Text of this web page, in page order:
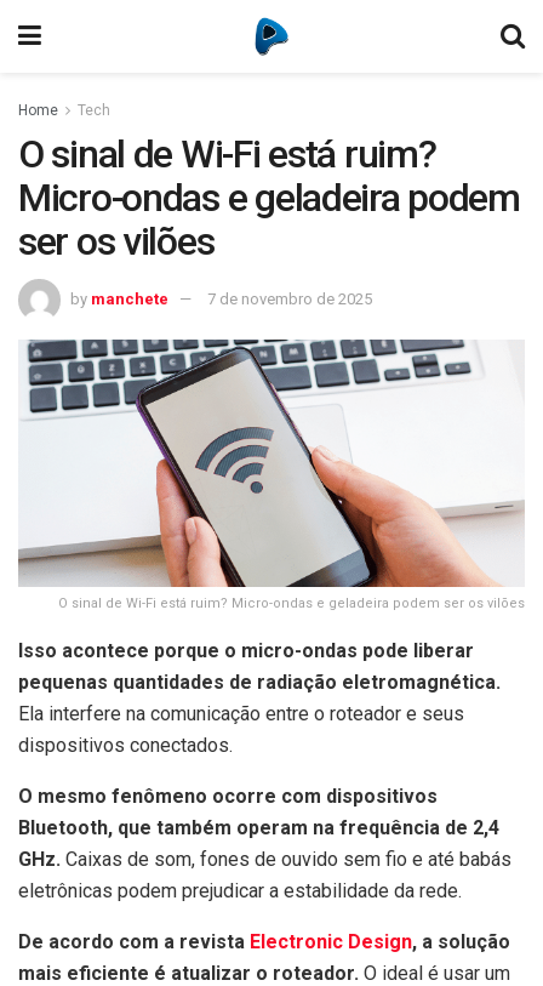
Home Tech
O sinal de Wi-Fi está ruim?
Micro-ondas e geladeira podem
ser os vilões
by manchete 7 de novembro de 2025
O sinal de Wi-Fi está ruim? Micro-ondas e geladeira podem ser os vilões
Isso acontece porque o micro-ondas pode liberar
pequenas quantidades de radiação eletromagnética.
Ela interfere na comunicação entre o roteador e seus
dispositivos conectados.
O mesmo fenômeno ocorre com dispositivos
Bluetooth, que também operam na frequência de 2,4
GHz. Caixas de som, fones de ouvido sem fio e até babás
eletrônicas podem prejudicar a estabilidade da rede.
De acordo com a revista Electronic Design, a solução
mais eficiente é atualizar o roteador. O ideal é usar um